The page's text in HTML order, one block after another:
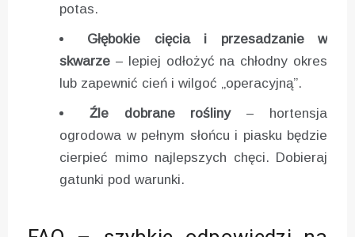
potas.
Głębokie cięcia i przesadzanie w
skwarze – lepiej odłożyć na chłodny okres
lub zapewnić cień i wilgoć „operacyjną”.
Źle dobrane rośliny– hortensja
ogrodowa w pełnym słońcu i piasku będzie
cierpieć mimo najlepszych chęci. Dobieraj
gatunki pod warunki.